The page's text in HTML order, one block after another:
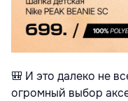
🎒 И это далеко не
огромный выбор